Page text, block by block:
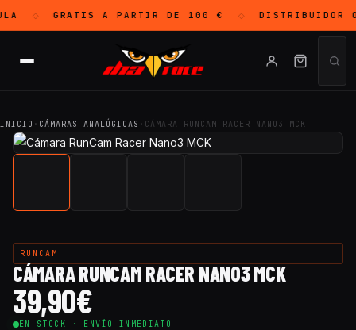
◇ GRATISA PARTIR DE 100 € ◇ DISTRIBUIDOR
INICIO · CÁMARAS ANALÓGICAS · CÁMARA RUNCAM RACER NANO3 MCK
RUNCAM
CÁMARA RUNCAM RACER NANO3 MCK
39,90€
EN STOCK · ENVÍO INMEDIATO